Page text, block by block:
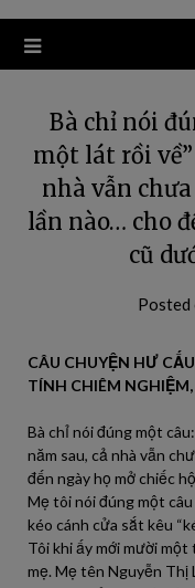
Bà chỉ nói
một lát rồi
nhà vẫn
lần nào… cho
cũ
Posted
CÂU CHUYỆN HƯ
TÍNH CHIÊM
Bà chỉ nói đúng một
năm sau, cả nhà vẫn
đến ngày họ mở chiếc
Mẹ tôi nói đúng một
kéo cánh cửa sắt kêu
Tôi khi ấy mới mười
mẹ. Mẹ tên Nguyễn Thị